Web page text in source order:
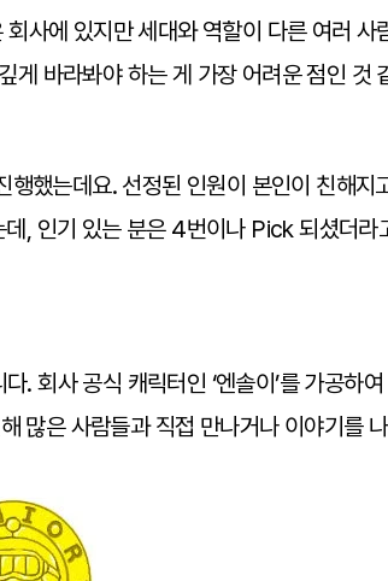
사에 있지만 세대와 역할이 다른 여러
게 바라봐야 하는 게 가장 어려운 점인 것
했는데요. 선정된 인원이 본인이 친해
, 인기 있는 분은 4번이나 Pick 되셨더라
회사 공식 캐릭터인 ‘엔솔이’를 가공하
많은 사람들과 직접 만나거나 이야기를